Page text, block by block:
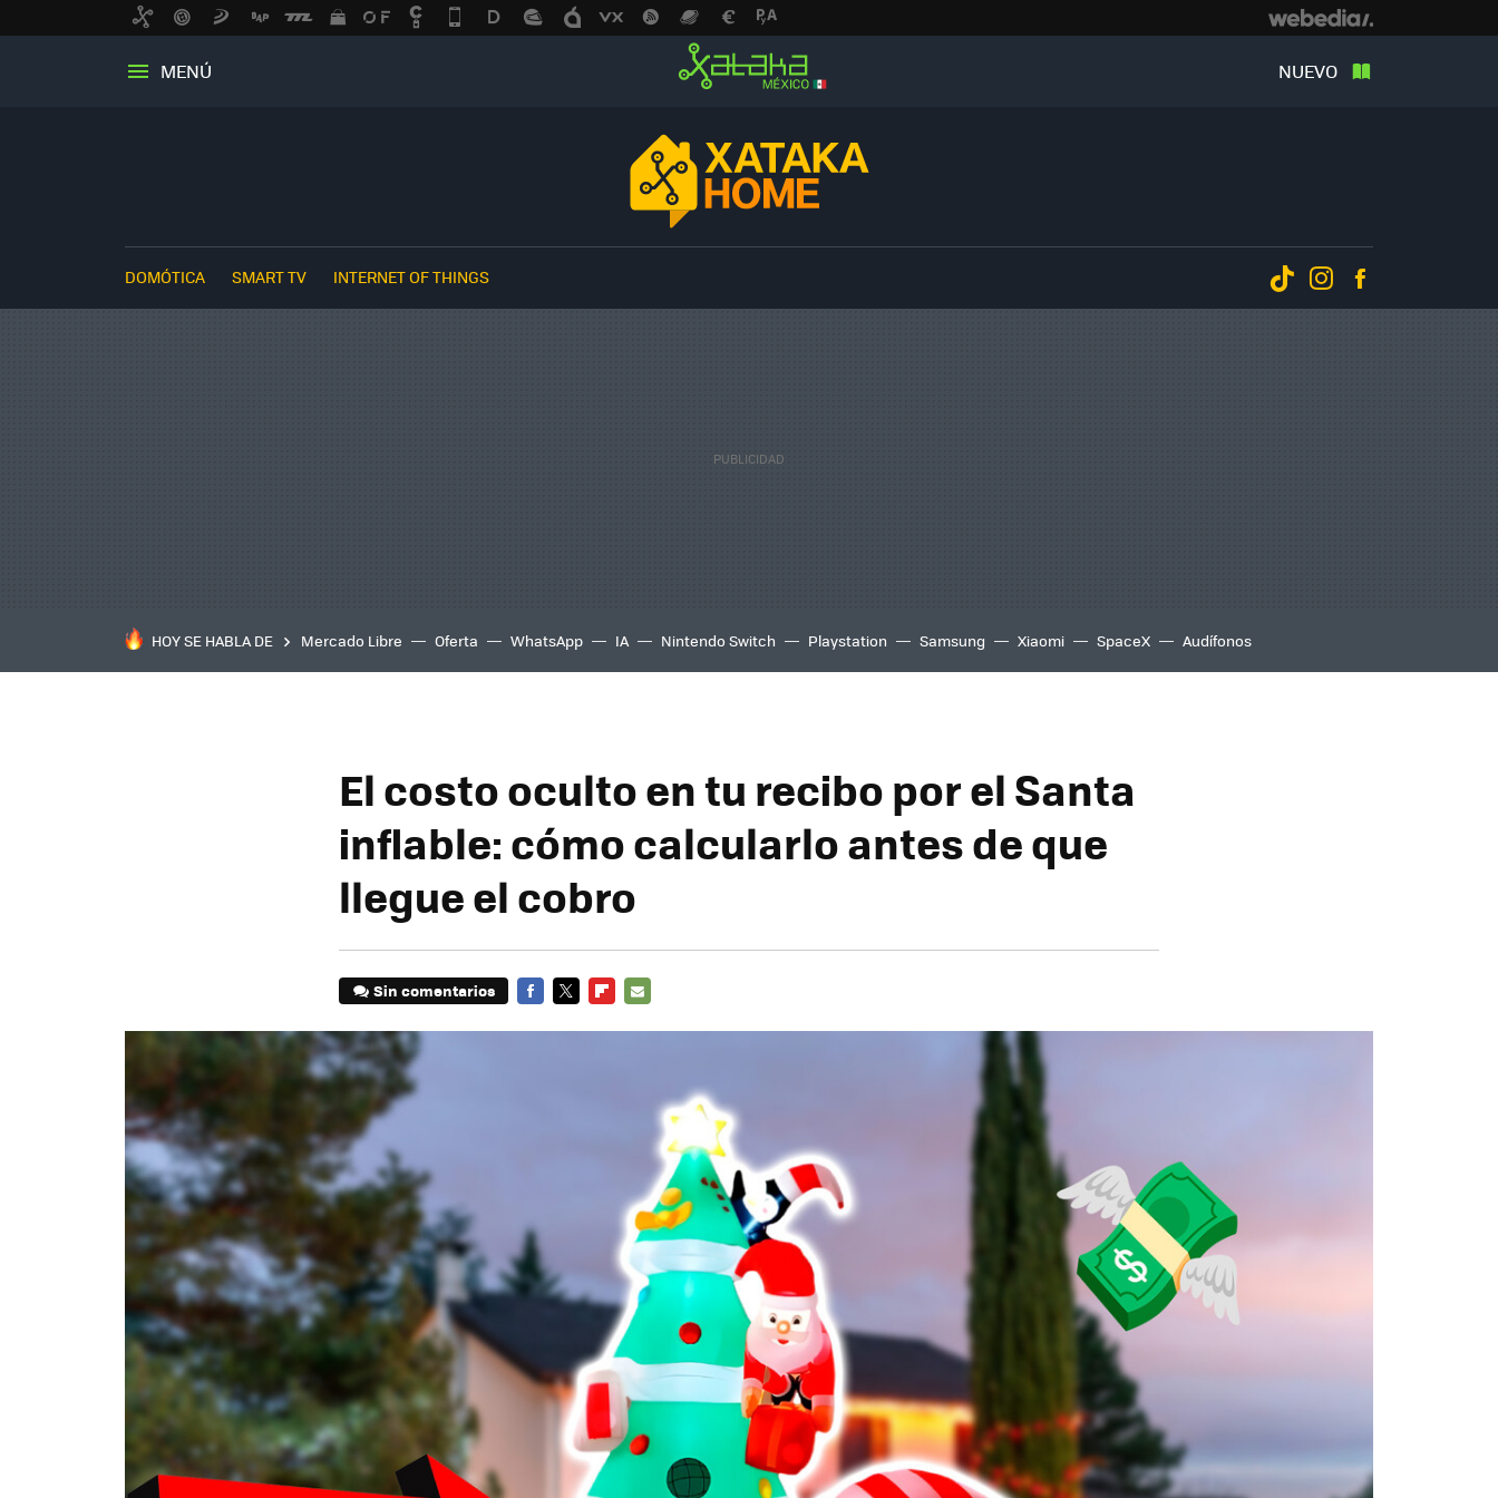
MENÚ NUEVO
DOMÓTICA SMART TV INTERNET OF THINGS Tiktok Instagram
HOY SE HABLA DE Mercado Libre Oferta WhatsApp IA Nintendo Switch Playstation Samsung Xiaomi SpaceX Audífonos
El costo oculto en tu recibo por el Santa
inflable: cómo calcularlo antes de que
llegue el cobro
Sin comentarios